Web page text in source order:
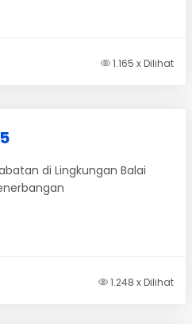
1.165 x Dilihat
di Lingkungan Balai
1.248 x Dilihat